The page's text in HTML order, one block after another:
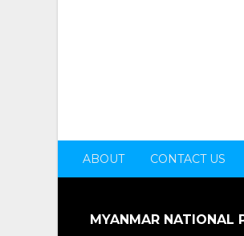
ABOUT CONTACT US
MYANMAR NATIONAL